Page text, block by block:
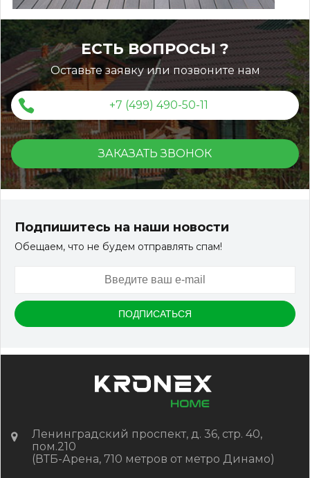
150*25*3000 мм
КУПИТЬ
ЕСТЬ ВОПРОСЫ ?
Оставьте заявку или позвоните нам
+7 (499) 490-50-11
ЗАКАЗАТЬ ЗВОНОК
Подпишитесь на наши новости
Обещаем, что не будем отправлять спам!
Ленинградский проспект, д. 36, стр. 40,
пом.210
(ВТБ-Арена, 710 метров от метро Динамо)